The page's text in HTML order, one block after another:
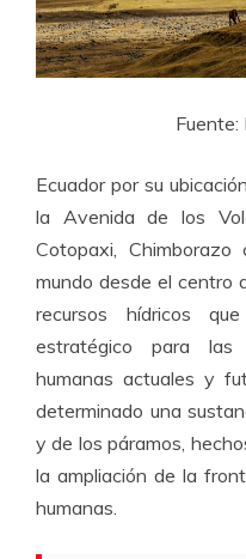
Fuente:
Ecuador por su
la Avenida de los
Cotopaxi,
mundo desde el centro
recursos hídricos
estratégico para las
humanas actuales y
determinado una
y de los páramos,
la ampliación de la
humanas.